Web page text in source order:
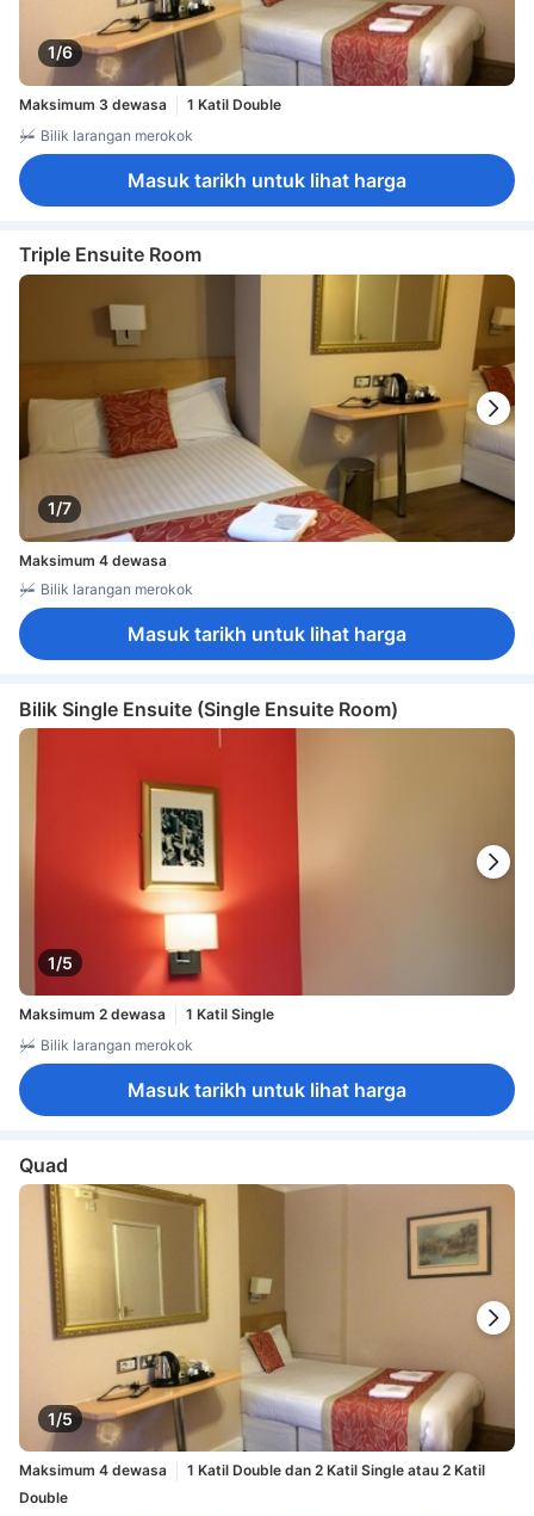
1/6
Maksimum 3 dewasa
1 Katil Double
Bilik larangan merokok
Masuk tarikh untuk lihat harga
Triple Ensuite Room
1/7
Maksimum 4 dewasa
Bilik larangan merokok
Masuk tarikh untuk lihat harga
Bilik Single Ensuite (Single Ensuite Room)
1/5
Maksimum 2 dewasa
1 Katil Single
Bilik larangan merokok
Masuk tarikh untuk lihat harga
Quad
1/5
Maksimum 4 dewasa
1 Katil Double dan 2 Katil Single atau 2 Katil
Double